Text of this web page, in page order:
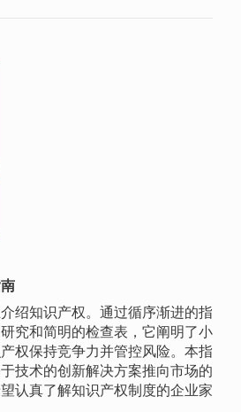
绍知识产权。通过循序渐进的指
究和简明的检查表，它阐明了小
权保持竞争力并管控风险。本指
技术的创新解决方案推向市场的
认真了解知识产权制度的企业家